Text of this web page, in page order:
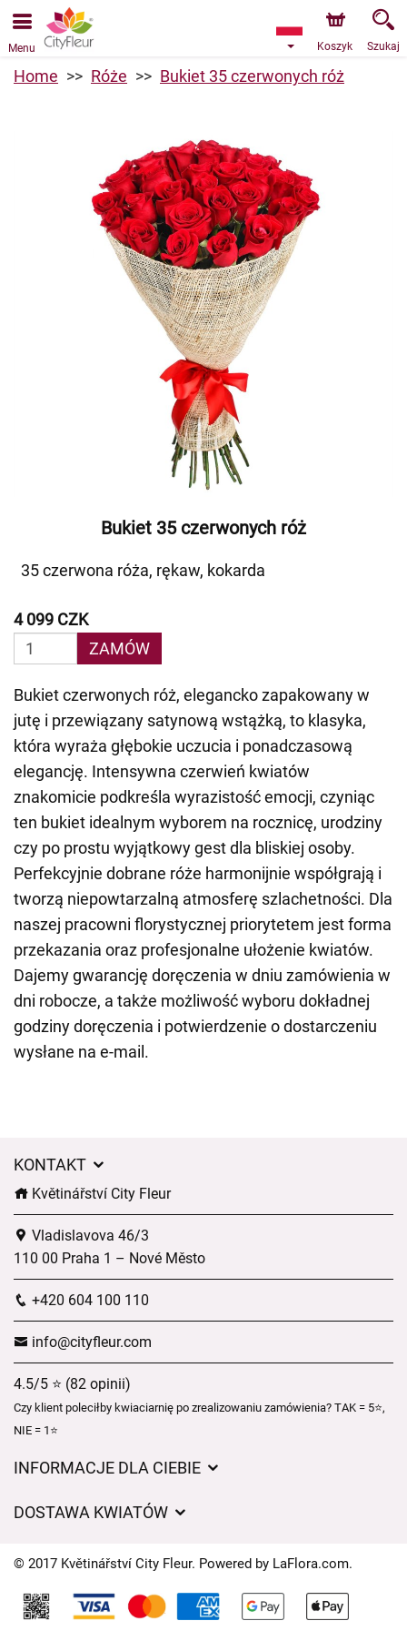
Przyjmujemy zamówienia za pośrednictwem naszego
sklepu internetowego. Najbliższy możliwy termin dostawy
to 09.08.2026 z powodu urlopu.
Menu Koszyk Szukaj
Home Róże Bukiet 35 czerwonych róż
Bukiet 35 czerwonych róż
35 czerwona róża, rękaw, kokarda
4 099 CZK
ZAMÓW
Bukiet czerwonych róż, elegancko zapakowany w
jutę i przewiązany satynową wstążką, to klasyka,
która wyraża głębokie uczucia i ponadczasową
elegancję. Intensywna czerwień kwiatów
znakomicie podkreśla wyrazistość emocji, czyniąc
ten bukiet idealnym wyborem na rocznicę, urodziny
czy po prostu wyjątkowy gest dla bliskiej osoby.
Perfekcyjnie dobrane róże harmonijnie współgrają i
tworzą niepowtarzalną atmosferę szlachetności. Dla
naszej pracowni florystycznej priorytetem jest forma
przekazania oraz profesjonalne ułożenie kwiatów.
Dajemy gwarancję doręczenia w dniu zamówienia w
dni robocze, a także możliwość wyboru dokładnej
godziny doręczenia i potwierdzenie o dostarczeniu
wysłane na e-mail.
KONTAKT
Květinářství City Fleur
Vladislavova 46/3
110 00 Praha 1 – Nové Město
+420 604 100 110
info@cityfleur.com
4.5/5 ⭐ (82 opinii)
Czy klient poleciłby kwiaciarnię po zrealizowaniu zamówienia? TAK = 5⭐,
NIE = 1⭐
INFORMACJE DLA CIEBIE
Czasy dostawy kwiatów – przegląd możliwości
DOSTAWA KWIATÓW
Gdzie dostarczamy kwiaty
Ciasteczka
© 2017 Květinářství City Fleur. Powered by LaFlora.com.